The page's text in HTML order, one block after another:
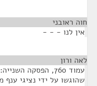
חוה ראובני
אין לנו - - -
לאה ורון
עמוד 760, הפסקה
שהוגשו על ידי נציגי ענף